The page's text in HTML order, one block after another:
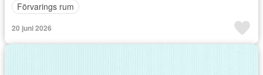
Förvarings rum
20 juni 2026